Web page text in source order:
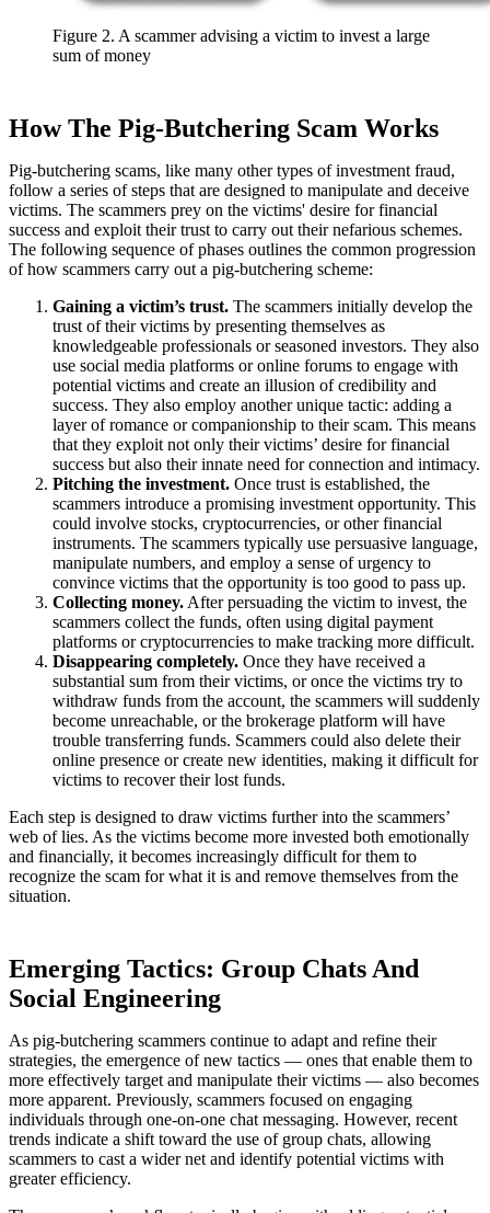
Figure 2. A scammer advising a victim to invest a large
sum of money
How The Pig-Butchering Scam Works
Pig-butchering scams, like many other types of investment fraud,
follow a series of steps that are designed to manipulate and deceive
victims. The scammers prey on the victims' desire for financial
success and exploit their trust to carry out their nefarious schemes.
The following sequence of phases outlines the common progression
of how scammers carry out a pig-butchering scheme:
Gaining a victim’s trust. The scammers initially develop the
trust of their victims by presenting themselves as
knowledgeable professionals or seasoned investors. They also
use social media platforms or online forums to engage with
potential victims and create an illusion of credibility and
success. They also employ another unique tactic: adding a
layer of romance or companionship to their scam. This means
that they exploit not only their victims’ desire for financial
success but also their innate need for connection and intimacy.
Pitching the investment. Once trust is established, the
scammers introduce a promising investment opportunity. This
could involve stocks, cryptocurrencies, or other financial
instruments. The scammers typically use persuasive language,
manipulate numbers, and employ a sense of urgency to
convince victims that the opportunity is too good to pass up.
Collecting money. After persuading the victim to invest, the
scammers collect the funds, often using digital payment
platforms or cryptocurrencies to make tracking more difficult.
Disappearing completely. Once they have received a
substantial sum from their victims, or once the victims try to
withdraw funds from the account, the scammers will suddenly
become unreachable, or the brokerage platform will have
trouble transferring funds. Scammers could also delete their
online presence or create new identities, making it difficult for
victims to recover their lost funds.
Each step is designed to draw victims further into the scammers’
web of lies. As the victims become more invested both emotionally
and financially, it becomes increasingly difficult for them to
recognize the scam for what it is and remove themselves from the
situation.
Emerging Tactics: Group Chats And
Social Engineering
As pig-butchering scammers continue to adapt and refine their
strategies, the emergence of new tactics — ones that enable them to
more effectively target and manipulate their victims — also becomes
more apparent. Previously, scammers focused on engaging
individuals through one-on-one chat messaging. However, recent
trends indicate a shift toward the use of group chats, allowing
scammers to cast a wider net and identify potential victims with
greater efficiency.